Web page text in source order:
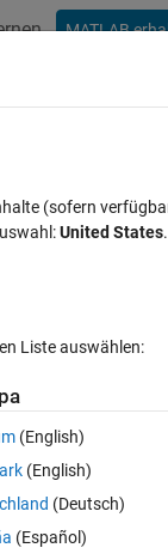
MATLAB
to
to open
(sofern
United States.
Liste auswählen:
(English)
(English)
(Deutsch)
(Español)